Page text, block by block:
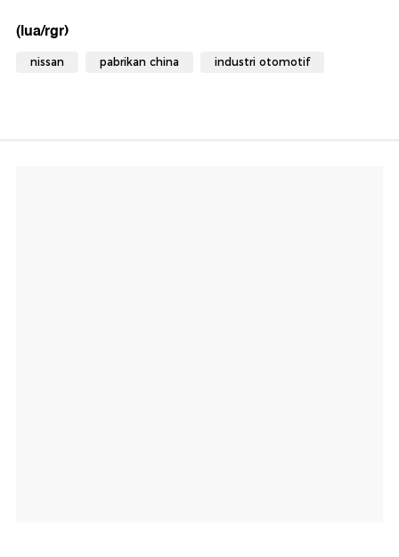
(lua/rgr)
nissan pabrikan china industri otomotif